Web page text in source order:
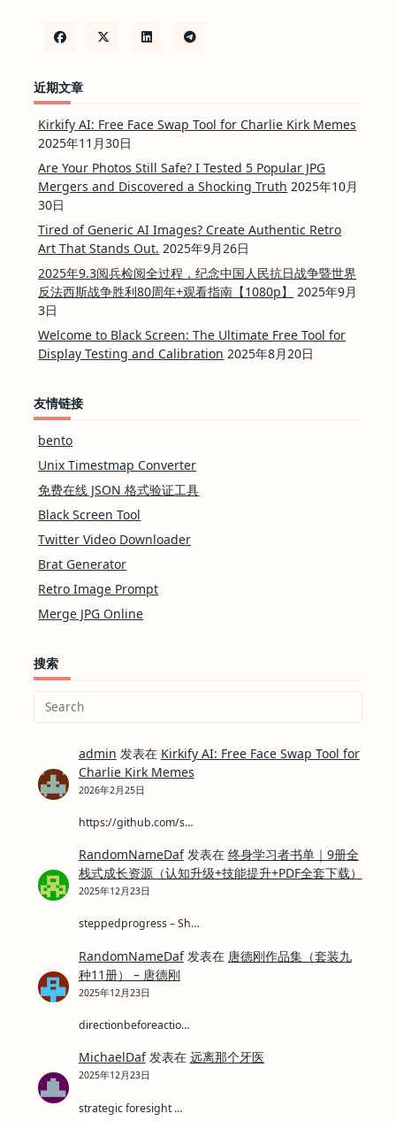
近期文章
Kirkify AI: Free Face Swap Tool for Charlie Kirk Memes
2025年11月30日
Are Your Photos Still Safe? I Tested 5 Popular JPG
Mergers and Discovered a Shocking Truth 2025年10月
30日
Tired of Generic AI Images? Create Authentic Retro
Art That Stands Out. 2025年9月26日
2025年9.3阅兵检阅全过程，纪念中国人民抗日战争暨世界
反法西斯战争胜利80周年+观看指南【1080p】
2025年9月
3日
Welcome to Black Screen: The Ultimate Free Tool for
Display Testing and Calibration 2025年8月20日
友情链接
bento
Unix Timestmap Converter
免费在线 JSON 格式验证工具
Black Screen Tool
Twitter Video Downloader
Brat Generator
Retro Image Prompt
Merge JPG Online
搜索
Search
admin 发表在 Kirkify AI: Free Face Swap Tool for
Charlie Kirk Memes
2026年2月25日
https://github.com/s…
RandomNameDaf发表在 终身学习者书单｜9册全
栈式成长资源（认知升级+技能提升+PDF全套下载）
2025年12月23日
steppedprogress – Sh…
RandomNameDaf发表在 唐德刚作品集（套装九
种11册） – 唐德刚
2025年12月23日
directionbeforeactio…
MichaelDaf发表在 远离那个牙医
2025年12月23日
strategic foresight …